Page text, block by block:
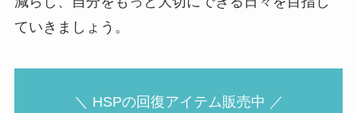
ていきましょう。
＼ HSPの回復アイテム販売中 ／